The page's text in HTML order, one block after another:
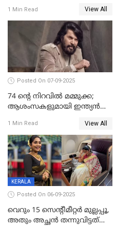
ഫിയോക്ക്
1 Min Read View All
Posted On 07-09-2025
74 ന്റെ നിറവിൽ മമ്മുക്ക;
ആശംസകളുമായി ഇന്ത്യൻ
1 Min Read View All
KERALA
Posted On 06-09-2025
വെറും 15 സെന്റീമീറ്റര്‍ മുല്ലപ്പൂ,
അതും അച്ഛൻ തന്നുവിട്ടത്